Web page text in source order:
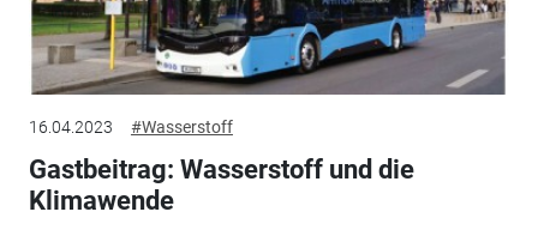
16.04.2023 #Wasserstoff
Gastbeitrag: Wasserstoff und die
Klimawende